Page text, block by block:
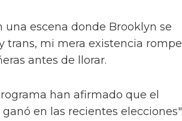
escena donde Brooklyn se
trans, mi mera existencia rompe
antes de llorar.
han afirmado que el
en las recientes elecciones"